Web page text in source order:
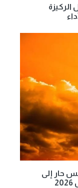
الركيزة
حار إلى